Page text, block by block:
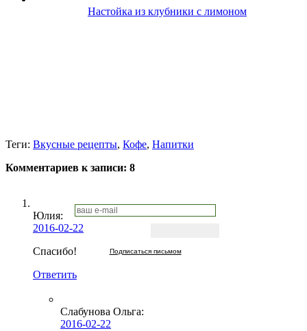
Настойка из клубники с лимоном
Подписаться письмом
Теги: Вкусные рецепты, Кофе, Напитки
Комментариев к записи: 8
Юлия:
2016-02-22
Спасибо!
Ответить
Слабунова Ольга:
2016-02-22